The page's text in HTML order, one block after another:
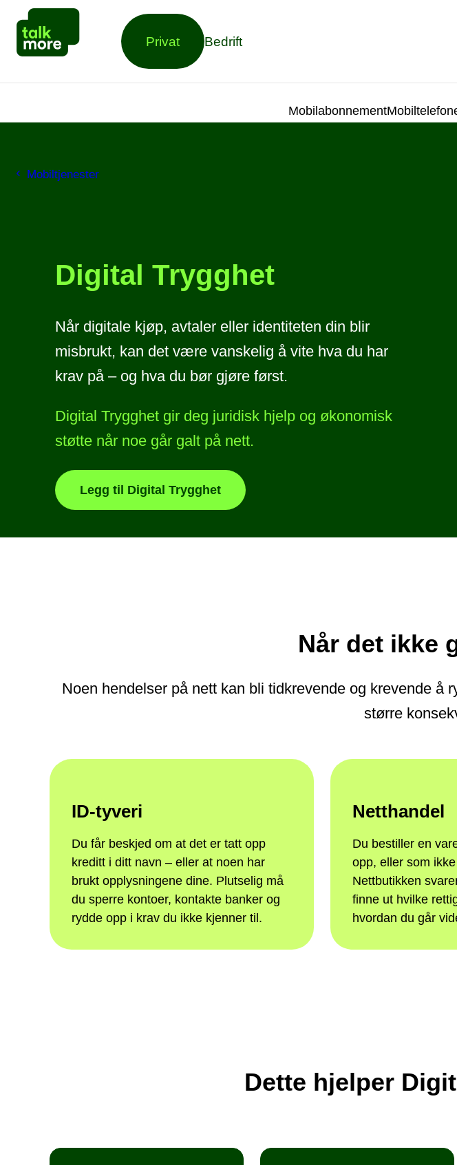
Privat Bedrift
Mobilabonnement
Mobiltjenester
Digital Trygghet
Når digitale kjøp, avtaler eller identiteten din blir
misbrukt, kan det være vanskelig å vite hva du har
krav på – og hva du bør gjøre først.
Digital Trygghet gir deg juridisk hjelp og økonomisk
støtte når noe går galt på nett.
Legg til Digital Trygghet
Når det ikke
Noen hendelser på nett kan bli tidkrevende og krevende å
større
ID-tyveri
Du får beskjed om at det er tatt opp
kreditt i ditt navn – eller at noen har
brukt opplysningene dine. Plutselig må
du sperre kontoer, kontakte banker og
rydde opp i krav du ikke kjenner til.
Netthandel
Du bestiller en
opp, eller som
Nettbutikken
finne ut hvilke
hvordan du går
Dette hjelper